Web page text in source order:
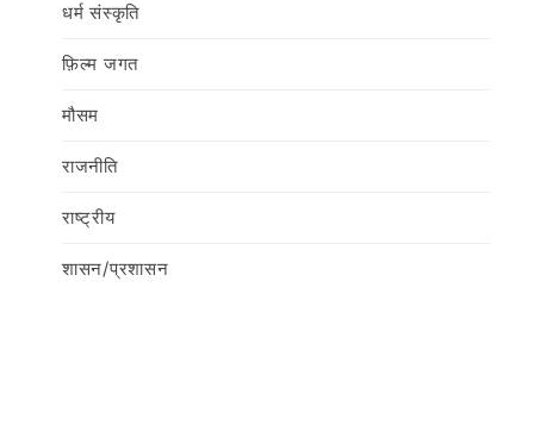
धर्म संस्कृति
फ़िल्‍म जगत
मौसम
राजनीति
राष्ट्रीय
शासन/प्रशासन